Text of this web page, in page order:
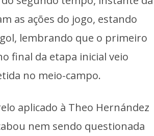
as ações do jogo, estando
lembrando que o primeiro
final da etapa inicial veio
no meio-campo.
aplicado à Theo Hernández
nem sendo questionada